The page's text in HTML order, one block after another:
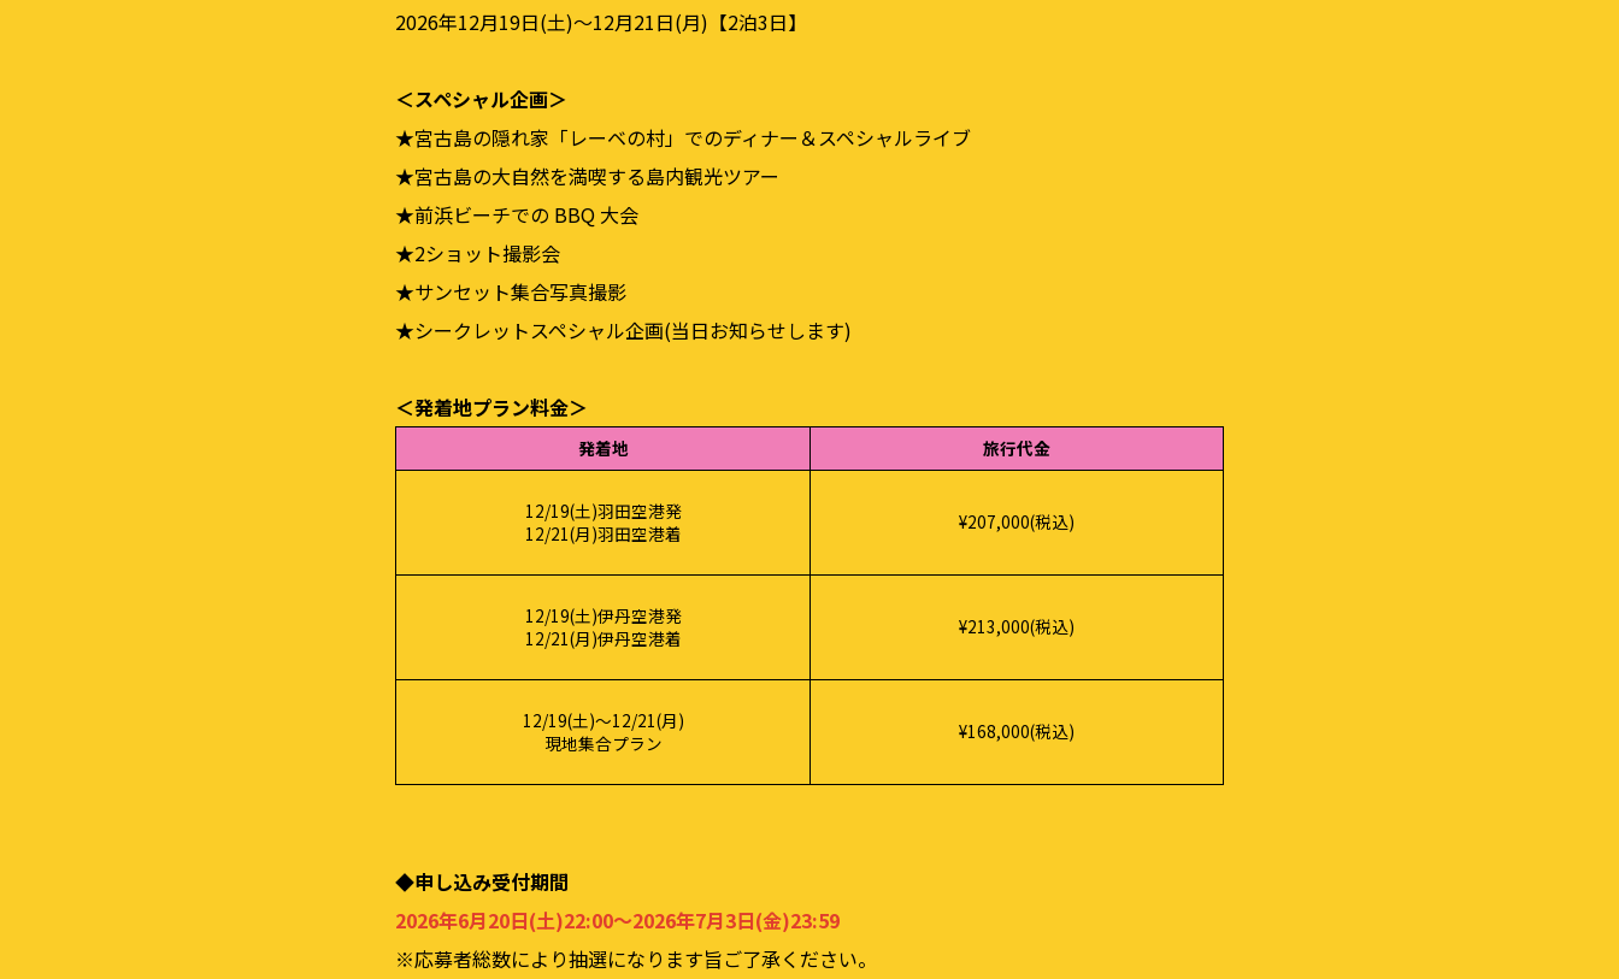
2026年12⽉19⽇(⼟)〜12⽉21⽇(⽉)【2泊3⽇】
＜スペシャル企画＞
★宮古島の隠れ家「レーベの村」でのディナー＆スペシャルライブ
★宮古島の⼤⾃然を満喫する島内観光ツアー
★前浜ビーチでの BBQ ⼤会
★2ショット撮影会
★サンセット集合写真撮影
★シークレットスペシャル企画(当⽇お知らせします)
＜発着地プラン料⾦＞
発着地 旅行代金
12/19(⼟)⽻⽥空港発
12/21(⽉)⽻⽥空港着
¥207,000(税込)
12/19(⼟)伊丹空港発
12/21(⽉)伊丹空港着
¥213,000(税込)
12/19(⼟)〜12/21(⽉)
現地集合プラン
¥168,000(税込)
◆申し込み受付期間
2026年6⽉20⽇(⼟)22:00〜2026年7⽉3⽇(⾦)23:59
※応募者総数により抽選になります旨ご了承ください。